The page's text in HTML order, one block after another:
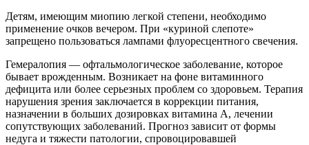
Детям, имеющим миопию легкой степени, необходимо
применение очков вечером. При «куриной слепоте»
запрещено пользоваться лампами флуоресцентного свечения.
Гемералопия — офтальмологическое заболевание, которое
бывает врожденным. Возникает на фоне витаминного
дефицита или более серьезных проблем со здоровьем. Терапия
нарушения зрения заключается в коррекции питания,
назначении в больших дозировках витамина A, лечении
сопутствующих заболеваний. Прогноз зависит от формы
недуга и тяжести патологии, спровоцировавшей